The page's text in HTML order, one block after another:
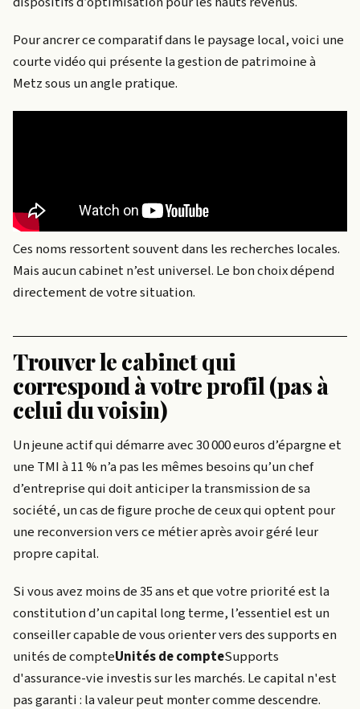
Pour ancrer ce comparatif dans le paysage local, voici une
courte vidéo qui présente la gestion de patrimoine à
Metz sous un angle pratique.
Ces noms ressortent souvent dans les recherches locales.
Mais aucun cabinet n’est universel. Le bon choix dépend
directement de votre situation.
Trouver le cabinet qui
correspond à votre profil (pas à
celui du voisin)
Un jeune actif qui démarre avec 30 000 euros d’épargne et
une TMI à 11 % n’a pas les mêmes besoins qu’un chef
d’entreprise qui doit anticiper la transmission de sa
société, un cas de figure proche de ceux qui optent pour
une reconversion vers ce métier après avoir géré leur
propre capital.
Si vous avez moins de 35 ans et que votre priorité est la
constitution d’un capital long terme, l’essentiel est un
conseiller capable de vous orienter vers des supports en
unités de compteUnités de compteSupports
d'assurance-vie investis sur les marchés. Le capital n'est
pas garanti : la valeur peut monter comme descendre.